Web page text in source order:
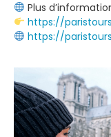
Plus
https://
https://